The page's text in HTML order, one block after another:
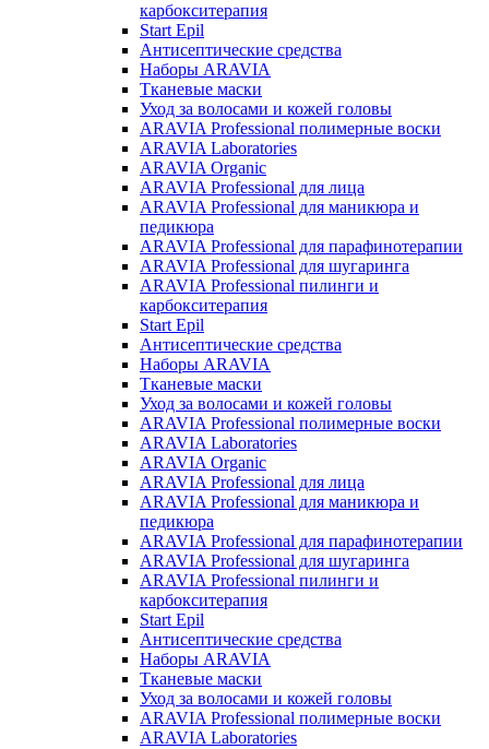
карбокситерапия
Start Epil
Антисептические средства
Наборы ARAVIA
Тканевые маски
Уход за волосами и кожей головы
ARAVIA Professional полимерные воски
ARAVIA Laboratories
ARAVIA Organic
ARAVIA Professional для лица
ARAVIA Professional для маникюра и
педикюра
ARAVIA Professional для парафинотерапии
ARAVIA Professional для шугаринга
ARAVIA Professional пилинги и
карбокситерапия
Start Epil
Антисептические средства
Наборы ARAVIA
Тканевые маски
Уход за волосами и кожей головы
ARAVIA Professional полимерные воски
ARAVIA Laboratories
ARAVIA Organic
ARAVIA Professional для лица
ARAVIA Professional для маникюра и
педикюра
ARAVIA Professional для парафинотерапии
ARAVIA Professional для шугаринга
ARAVIA Professional пилинги и
карбокситерапия
Start Epil
Антисептические средства
Наборы ARAVIA
Тканевые маски
Уход за волосами и кожей головы
ARAVIA Professional полимерные воски
ARAVIA Laboratories